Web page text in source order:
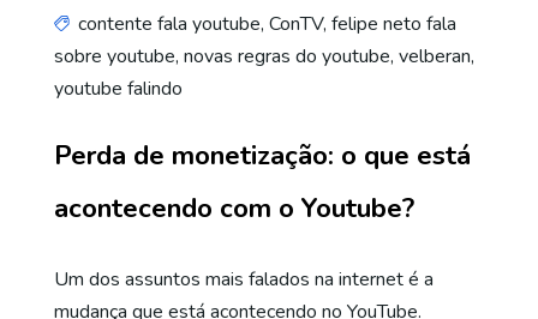
contente fala youtube, ConTV, felipe neto fala
sobre youtube, novas regras do youtube, velberan,
youtube falindo
Perda de monetização: o que está
acontecendo com o Youtube?
Um dos assuntos mais falados na internet é a
mudança que está acontecendo no YouTube.